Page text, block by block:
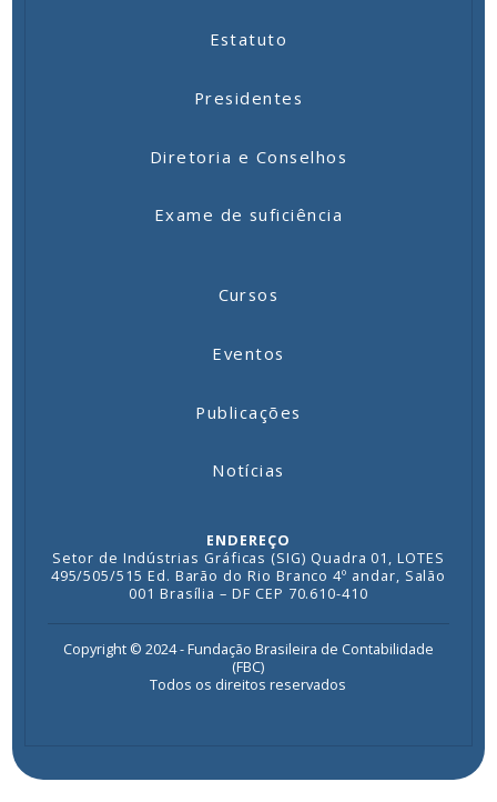
Estatuto
Presidentes
Diretoria e Conselhos
Exame de suficiência
Cursos
Eventos
Publicações
Notícias
ENDEREÇO
Setor de Indústrias Gráficas (SIG) Quadra 01, LOTES
495/505/515 Ed. Barão do Rio Branco 4º andar, Salão
001 Brasília – DF CEP 70.610-410
Copyright © 2024 - Fundação Brasileira de Contabilidade
(FBC)
Todos os direitos reservados